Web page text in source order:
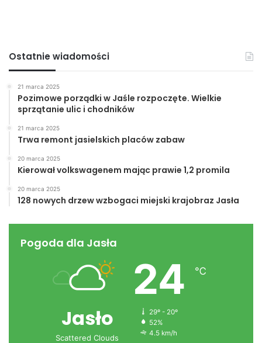
Ostatnie wiadomości
21 marca 2025
Pozimowe porządki w Jaśle rozpoczęte. Wielkie
sprzątanie ulic i chodników
21 marca 2025
Trwa remont jasielskich placów zabaw
20 marca 2025
Kierował volkswagenem mając prawie 1,2 promila
20 marca 2025
128 nowych drzew wzbogaci miejski krajobraz Jasła
Pogoda dla Jasła
Jasło
Scattered Clouds
24 ℃
29º - 20º
52%
4.5 km/h